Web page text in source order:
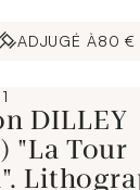
ADJUGÉ À80 €
DILLEY
"La Tour